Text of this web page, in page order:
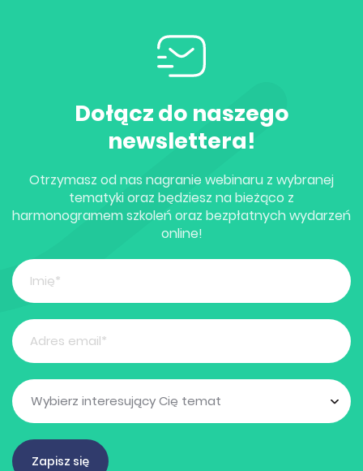
Dołącz do naszego
newslettera!
Otrzymasz od nas nagranie webinaru z wybranej
tematyki oraz będziesz na bieżąco z
harmonogramem szkoleń oraz bezpłatnych wydarzeń
online!